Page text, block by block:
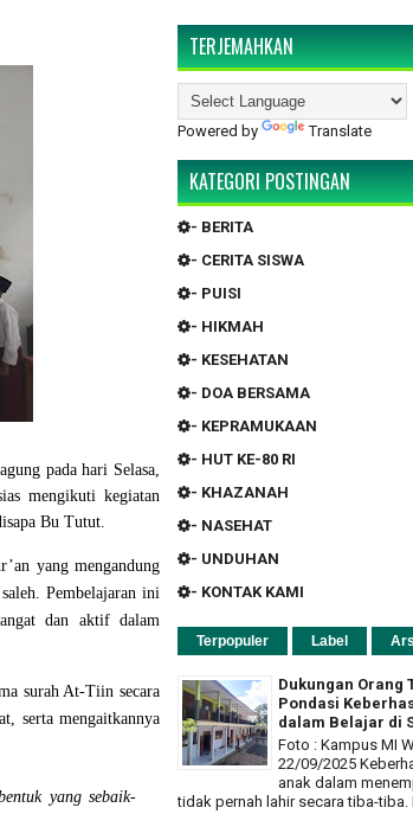
pada hari Selasa,
mengikuti kegiatan
Bu Tutut.
yang mengandung
. Pembelajaran ini
dan aktif dalam
surah At-Tiin secara
serta mengaitkannya
yang sebaik-
TERJEMAHKAN
Powered by Translate
KATEGORI POSTINGAN
- BERITA
- CERITA SISWA
- PUISI
- HIKMAH
- KESEHATAN
- DOA BERSAMA
- KEPRAMUKAAN
- HUT KE-80 RI
- KHAZANAH
- NASEHAT
- UNDUHAN
- KONTAK KAMI
Terpopuler Label
Dukungan Orang
Pondasi
dalam Belajar di
Foto : Kampus MI
22/09/2025
anak dalam
tidak pernah lahir secara tiba-tiba.